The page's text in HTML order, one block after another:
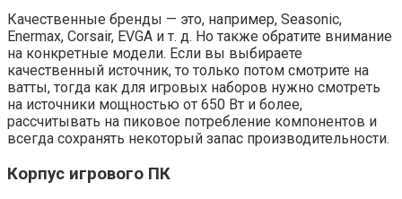
Качественные бренды — это, например, Seasonic,
Enermax, Corsair, EVGA и т. д. Но также обратите внимание
на конкретные модели. Если вы выбираете
качественный источник, то только потом смотрите на
ватты, тогда как для игровых наборов нужно смотреть
на источники мощностью от 650 Вт и более,
рассчитывать на пиковое потребление компонентов и
всегда сохранять некоторый запас производительности.
Корпус игрового ПК